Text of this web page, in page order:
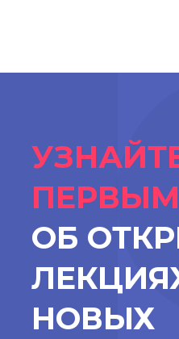
ПЕРВЫМ
ОБ
НОВЫХ